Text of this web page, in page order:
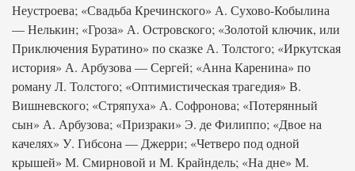
Неустроева; «Свадьба Кречинского» А. Сухово-Кобылина
— Нелькин; «Гроза» А. Островского; «Золотой ключик, или
Приключения Буратино» по сказке А. Толстого; «Иркутская
история» А. Арбузова — Сергей; «Анна Каренина» по
роману Л. Толстого; «Оптимистическая трагедия» В.
Вишневского; «Стряпуха» А. Софронова; «Потерянный
сын» А. Арбузова; «Призраки» Э. де Филиппо; «Двое на
качелях» У. Гибсона — Джерри; «Четверо под одной
крышей» М. Смирновой и М. Крайндель; «На дне» М.